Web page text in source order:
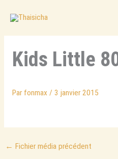
contenu
Kids Little
Par fonmax / 3 janvier 2015
← Fichier média précédent